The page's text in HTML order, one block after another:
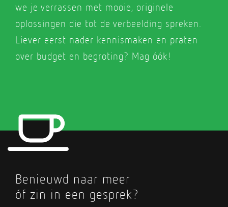
we je verrassen met mooie, originele
oplossingen die tot de verbeelding spreken.
Liever eerst nader kennismaken en praten
over budget en begroting? Mag óók!
Benieuwd naar meer
óf zin in een gesprek?